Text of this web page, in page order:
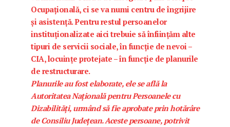
Ocupațională, ci se va numi centru de îngrijire
și asistență. Pentru restul persoanelor
instituționalizate aici trebuie să înființăm alte
tipuri de servicii sociale, în funcție de nevoi –
CIA, locuințe protejate – în funcție de planurile
de restructurare.
Planurile au fost elaborate, ele se află la
Autoritatea Națională pentru Persoanele cu
Dizabilități, urmând să fie aprobate prin hotărâre
de Consiliu Județean. Aceste persoane, potrivit